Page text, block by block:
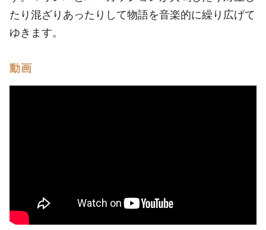
たり混ざりあったりして物語を音楽的に繰り広げて
ゆきます。
動画